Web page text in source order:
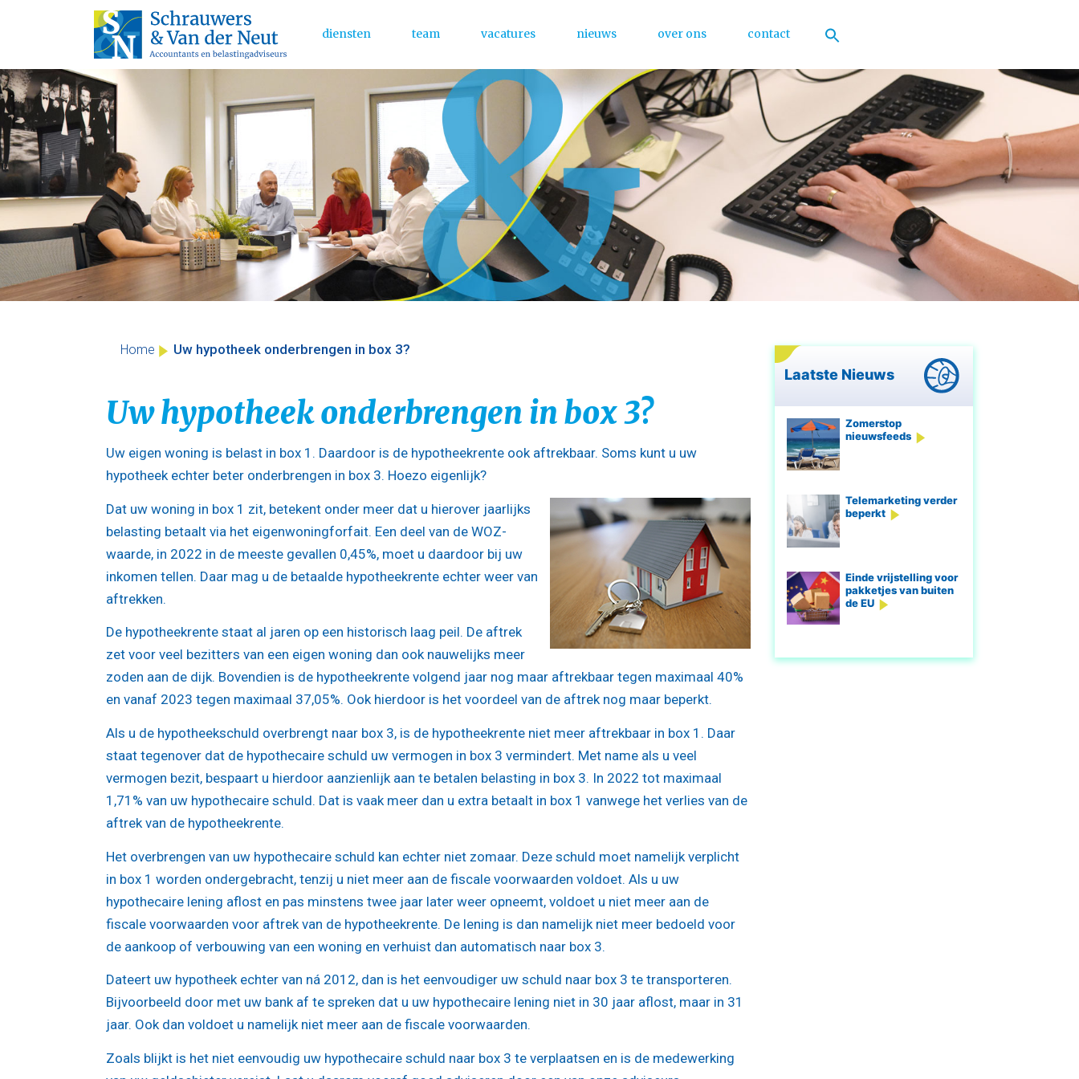
Skip
to
content
Main Menu
diensten team vacatures nieuws over ons contact
Home Uw hypotheek onderbrengen in box 3?
Uw hypotheek onderbrengen in box 3?
Uw eigen woning is belast in box 1. Daardoor is de hypotheekrente ook aftrekbaar. Soms kunt u uw
hypotheek echter beter onderbrengen in box 3. Hoezo eigenlijk?
Dat uw woning in box 1 zit, betekent onder meer dat u hierover jaarlijks
belasting betaalt via het eigenwoningforfait. Een deel van de WOZ-
waarde, in 2022 in de meeste gevallen 0,45%, moet u daardoor bij uw
inkomen tellen. Daar mag u de betaalde hypotheekrente echter weer van
aftrekken.
De hypotheekrente staat al jaren op een historisch laag peil. De aftrek
zet voor veel bezitters van een eigen woning dan ook nauwelijks meer
zoden aan de dijk. Bovendien is de hypotheekrente volgend jaar nog maar aftrekbaar tegen maximaal 40%
en vanaf 2023 tegen maximaal 37,05%. Ook hierdoor is het voordeel van de aftrek nog maar beperkt.
Als u de hypotheekschuld overbrengt naar box 3, is de hypotheekrente niet meer aftrekbaar in box 1. Daar
staat tegenover dat de hypothecaire schuld uw vermogen in box 3 vermindert. Met name als u veel
vermogen bezit, bespaart u hierdoor aanzienlijk aan te betalen belasting in box 3. In 2022 tot maximaal
1,71% van uw hypothecaire schuld. Dat is vaak meer dan u extra betaalt in box 1 vanwege het verlies van de
aftrek van de hypotheekrente.
Het overbrengen van uw hypothecaire schuld kan echter niet zomaar. Deze schuld moet namelijk verplicht
in box 1 worden ondergebracht, tenzij u niet meer aan de fiscale voorwaarden voldoet. Als u uw
hypothecaire lening aflost en pas minstens twee jaar later weer opneemt, voldoet u niet meer aan de
fiscale voorwaarden voor aftrek van de hypotheekrente. De lening is dan namelijk niet meer bedoeld voor
de aankoop of verbouwing van een woning en verhuist dan automatisch naar box 3.
Dateert uw hypotheek echter van ná 2012, dan is het eenvoudiger uw schuld naar box 3 te transporteren.
Bijvoorbeeld door met uw bank af te spreken dat u uw hypothecaire lening niet in 30 jaar aflost, maar in 31
jaar. Ook dan voldoet u namelijk niet meer aan de fiscale voorwaarden.
Zoals blijkt is het niet eenvoudig uw hypothecaire schuld naar box 3 te verplaatsen en is de medewerking
Laatste Nieuws
Zomerstop
nieuwsfeeds
Telemarketing verder
beperkt
Einde vrijstelling voor
pakketjes van buiten
de EU